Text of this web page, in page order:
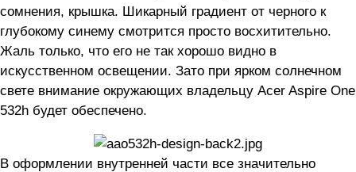
сомнения, крышка. Шикарный градиент от черного к
глубокому синему смотрится просто восхитительно.
Жаль только, что его не так хорошо видно в
искусственном освещении. Зато при ярком солнечном
свете внимание окружающих владельцу Acer Aspire One
532h будет обеспечено.
В оформлении внутренней части все значительно